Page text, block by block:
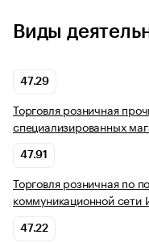
Виды
47.29
Торговля розничная
специализированных
47.91
Торговля розничная по
коммуникационной сети
47.22